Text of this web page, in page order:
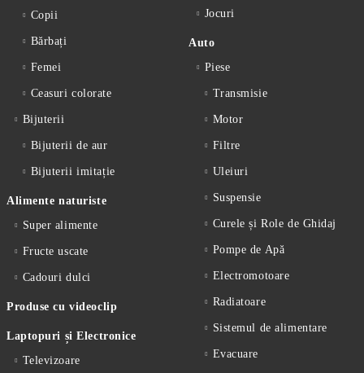
Copii
Bărbați
Femei
Ceasuri colorate
Bijuterii
Bijuterii de aur
Bijuterii imitație
Alimente naturiste
Super alimente
Fructe uscate
Cadouri dulci
Produse cu videoclip
Laptopuri și Electronice
Televizoare
Jocuri
Auto
Piese
Transmisie
Motor
Filtre
Uleiuri
Suspensie
Curele și Role de Ghidaj
Pompe de Apă
Electromotoare
Radiatoare
Sistemul de alimentare
Evacuare